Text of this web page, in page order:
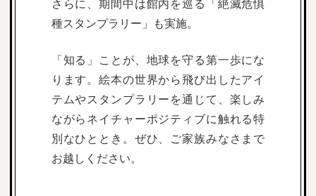
さらに、期間中は館内を巡る「絶滅危惧
種スタンプラリー」も実施。
「知る」ことが、地球を守る第一歩にな
ります。絵本の世界から飛び出したアイ
テムやスタンプラリーを通じて、楽しみ
ながらネイチャーポジティブに触れる特
別なひととき。ぜひ、ご家族みなさまで
お越しください。